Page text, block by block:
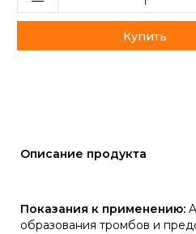
Описание продукта
Показания к применению:
образования тромбов и